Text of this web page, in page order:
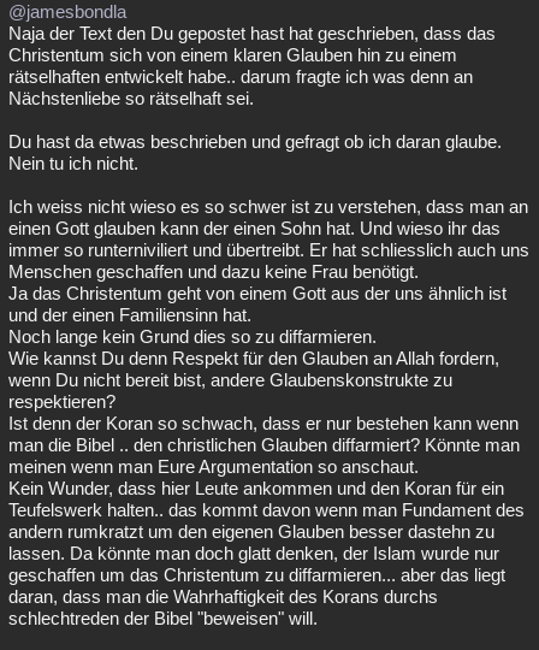
@jamesbondla
Naja der Text den Du gepostet hast hat geschrieben, dass das
Christentum sich von einem klaren Glauben hin zu einem
rätselhaften entwickelt habe.. darum fragte ich was denn an
Nächstenliebe so rätselhaft sei.
Du hast da etwas beschrieben und gefragt ob ich daran glaube.
Nein tu ich nicht.
Ich weiss nicht wieso es so schwer ist zu verstehen, dass man an
einen Gott glauben kann der einen Sohn hat. Und wieso ihr das
immer so runterniviliert und übertreibt. Er hat schliesslich auch uns
Menschen geschaffen und dazu keine Frau benötigt.
Ja das Christentum geht von einem Gott aus der uns ähnlich ist
und der einen Familiensinn hat.
Noch lange kein Grund dies so zu diffarmieren.
Wie kannst Du denn Respekt für den Glauben an Allah fordern,
wenn Du nicht bereit bist, andere Glaubenskonstrukte zu
respektieren?
Ist denn der Koran so schwach, dass er nur bestehen kann wenn
man die Bibel .. den christlichen Glauben diffarmiert? Könnte man
meinen wenn man Eure Argumentation so anschaut.
Kein Wunder, dass hier Leute ankommen und den Koran für ein
Teufelswerk halten.. das kommt davon wenn man Fundament des
andern rumkratzt um den eigenen Glauben besser dastehn zu
lassen. Da könnte man doch glatt denken, der Islam wurde nur
geschaffen um das Christentum zu diffarmieren... aber das liegt
daran, dass man die Wahrhaftigkeit des Korans durchs
schlechtreden der Bibel "beweisen" will.